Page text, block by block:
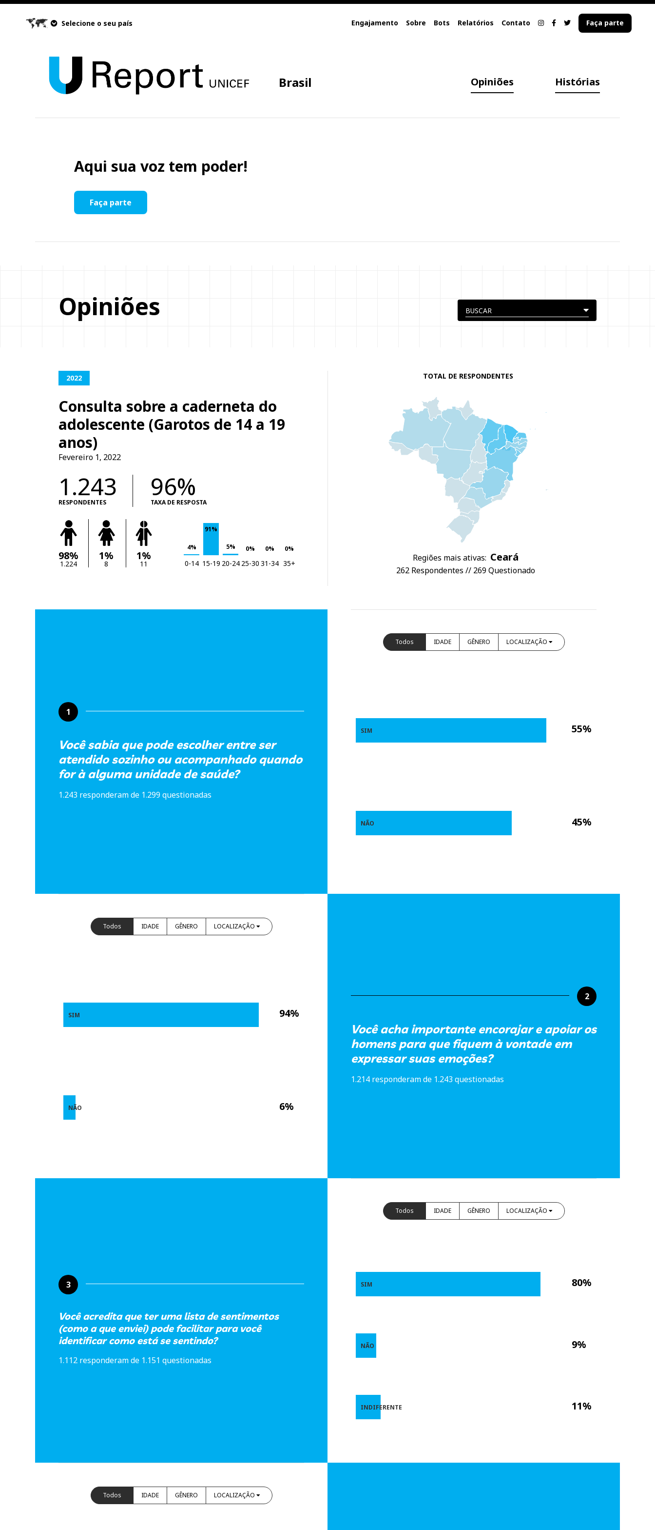
Selecione o seu país Engajamento Sobre Bots Relatórios Contato Faça parte
Brasil Opiniões Histórias
Aqui sua voz tem poder!
Faça parte
Opiniões
2022
Consulta sobre a caderneta do
adolescente (Garotos de 14 a 19
anos)
Fevereiro 1, 2022
1.243
RESPONDENTES
96%
TAXA DE RESPOSTA
98%
1.224
1%
8
1%
11
4%
91%
5% 0% 0% 0%
0-14 15-19 20-24 25-30 31-34 35+
TOTAL DE RESPONDENTES
Regiões mais ativas: Ceará
262 Respondentes // 269 Questionado
1
Você sabia que pode escolher entre ser
atendido sozinho ou acompanhado quando
for à alguma unidade de saúde?
1.243 responderam de 1.299 questionadas
Todos IDADE GÊNERO LOCALIZAÇÃO
55%
45%
SIM
NÃO
2
Você acha importante encorajar e apoiar os
homens para que fiquem à vontade em
expressar suas emoções?
1.214 responderam de 1.243 questionadas
Todos IDADE GÊNERO LOCALIZAÇÃO
94%
6%
SIM
NÃO
3
Você acredita que ter uma lista de sentimentos
(como a que enviei) pode facilitar para você
identificar como está se sentindo?
1.112 responderam de 1.151 questionadas
Todos IDADE GÊNERO LOCALIZAÇÃO
80%
9%
11%
SIM
NÃO
INDIFERENTE
Todos IDADE GÊNERO LOCALIZAÇÃO